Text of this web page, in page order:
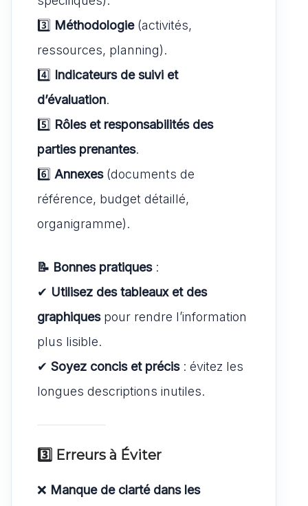
3️⃣ Méthodologie(activités,
ressources, planning).
4️⃣ Indicateurs de suivi et
d’évaluation.
5️⃣ Rôles et responsabilités des
parties prenantes.
6️⃣ Annexes(documents de
référence, budget détaillé,
organigramme).
📝 Bonnes pratiques:
✔ Utilisez des tableaux et des
graphiquespour rendre l’information
plus lisible.
✔ Soyez concis et précis: évitez les
longues descriptions inutiles.
3️⃣ Erreurs à Éviter
❌ Manque de clarté dans les